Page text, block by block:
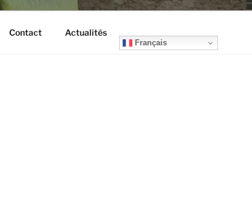
Contact Actualités
Français